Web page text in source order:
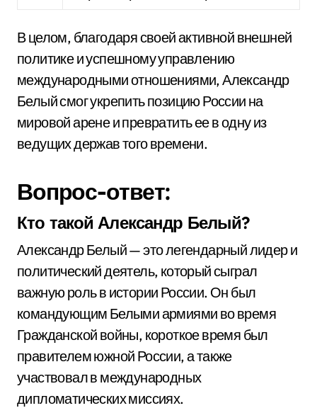
В целом, благодаря своей активной внешней
политике и успешному управлению
международными отношениями, Александр
Белый смог укрепить позицию России на
мировой арене и превратить ее в одну из
ведущих держав того времени.
Вопрос-ответ:
Кто такой Александр Белый?
Александр Белый — это легендарный лидер и
политический деятель, который сыграл
важную роль в истории России. Он был
командующим Белыми армиями во время
Гражданской войны, короткое время был
правителем южной России, а также
участвовал в международных
дипломатических миссиях.